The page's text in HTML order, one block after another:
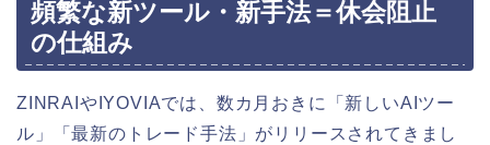
頻繁な新ツール・新手法＝休会阻止
の仕組み
ZINRAIやIYOVIAでは、数カ月おきに「新しいAIツー
ル」「最新のトレード手法」がリリースされてきまし